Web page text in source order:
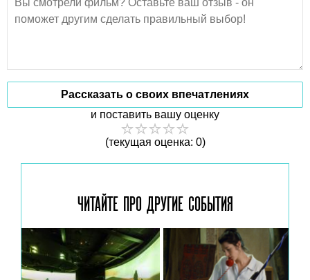
Рассказать о своих впечатлениях
и поставить вашу оценку
(текущая оценка: 0)
ЧИТАЙТЕ ПРО ДРУГИЕ СОБЫТИЯ